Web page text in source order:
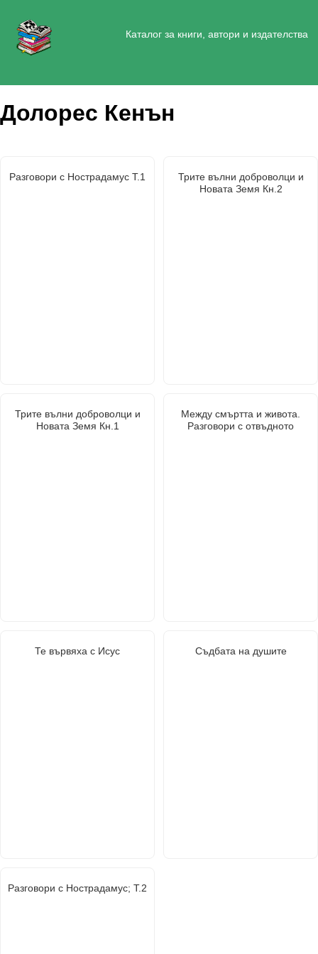
Каталог за книги, автори и издателства
Долорес Кенън
Разговори с Нострадамус Т.1
Трите вълни доброволци и
Новата Земя Кн.2
Трите вълни доброволци и
Новата Земя Кн.1
Между смъртта и живота.
Разговори с отвъдното
Те вървяха с Исус Съдбата на душите
Разговори с Нострадамус; Т.2